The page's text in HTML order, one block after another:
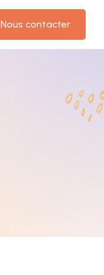
Nous contacter